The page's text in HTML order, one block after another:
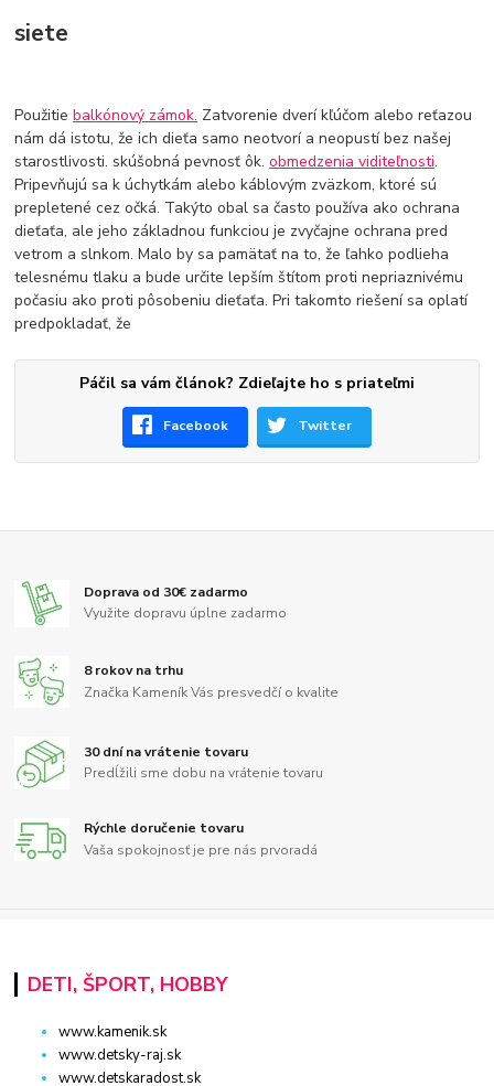
siete
Použitiebalkónový zámok. Zatvorenie dverí kľúčom alebo reťazou
nám dá istotu, že ich dieťa samo neotvorí a neopustí bez našej
starostlivosti. skúšobná pevnosť ôk.obmedzenia viditeľnosti.
Pripevňujú sa k úchytkám alebo káblovým zväzkom, ktoré sú
prepletené cez očká. Takýto obal sa často používa ako ochrana
dieťaťa, ale jeho základnou funkciou je zvyčajne ochrana pred
vetrom a slnkom. Malo by sa pamätať na to, že ľahko podlieha
telesnému tlaku a bude určite lepším štítom proti nepriaznivému
počasiu ako proti pôsobeniu dieťaťa. Pri takomto riešení sa oplatí
predpokladať, že
Páčil sa vám článok? Zdieľajte ho s priateľmi
Facebook Twitter
Doprava od 30€ zadarmo
Využite dopravu úplne zadarmo
8 rokov na trhu
Značka Kameník Vás presvedčí o kvalite
30 dní na vrátenie tovaru
Predĺžili sme dobu na vrátenie tovaru
Rýchle doručenie tovaru
Vaša spokojnosť je pre nás prvoradá
DETI, ŠPORT, HOBBY
www.kamenik.sk
www.detsky-raj.sk
www.detskaradost.sk